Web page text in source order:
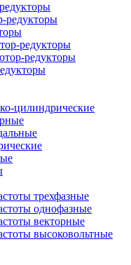
редукторы
редукторы
редукторы
цилиндрические
трехфазные
однофазные
векторные
высоковольтные